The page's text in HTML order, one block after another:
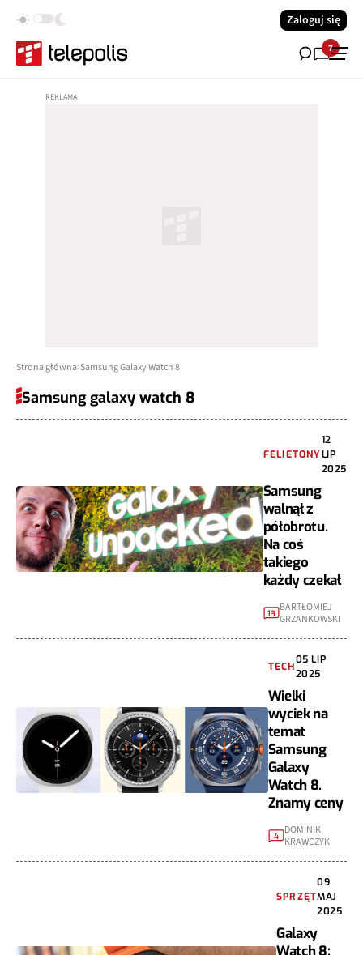
Zaloguj się
7
Strona główna Samsung Galaxy Watch 8
Samsung galaxy watch 8
FELIETONY
12
LIP
2025
Samsung
walnął z
półobrotu.
Na coś
takiego
każdy czekał
13 BARTŁOMIEJ
GRZANKOWSKI
TECH
05 LIP
2025
Wielki
wyciek na
temat
Samsung
Galaxy
Watch 8.
Znamy ceny
4 DOMINIK
KRAWCZYK
SPRZĘT
09
MAJ
2025
Galaxy